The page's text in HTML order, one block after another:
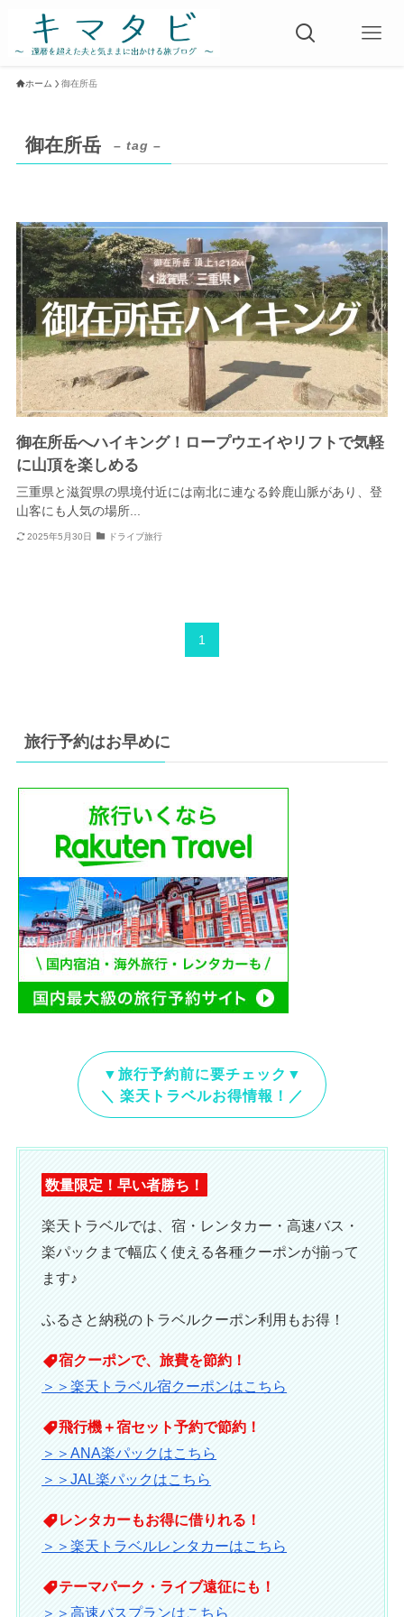
ホーム 御在所岳
御在所岳 – tag –
御在所岳へハイキング！ロープウエイやリフトで気軽
に山頂を楽しめる
三重県と滋賀県の県境付近には南北に連なる鈴鹿山脈があり、登
山客にも人気の場所...
2025年5月30日 ドライブ旅行
1
旅行予約はお早めに
▼旅行予約前に要チェック▼
＼ 楽天トラベルお得情報！／
数量限定！早い者勝ち！
楽天トラベルでは、宿・レンタカー・高速バス・
楽パックまで幅広く使える各種クーポンが揃って
ます♪
ふるさと納税のトラベルクーポン利用もお得！
宿クーポンで、旅費を節約！
＞＞楽天トラベル宿クーポンはこちら
飛行機＋宿セット予約で節約！
＞＞ANA楽パックはこちら
＞＞JAL楽パックはこちら
レンタカーもお得に借りれる！
＞＞楽天トラベルレンタカーはこちら
テーマパーク・ライブ遠征にも！
＞＞高速バスプランはこちら